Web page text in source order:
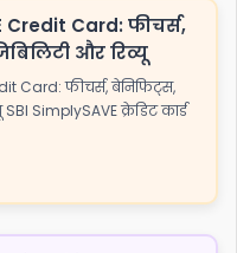
Credit Card: फीचर्स,
और रिव्यू
Card: फीचर्स, बेनिफिट्स,
SimplySAVE क्रेडिट कार्ड